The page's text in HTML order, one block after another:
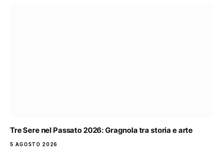
Tre Sere nel Passato 2026: Gragnola tra storia e arte
5 AGOSTO 2026